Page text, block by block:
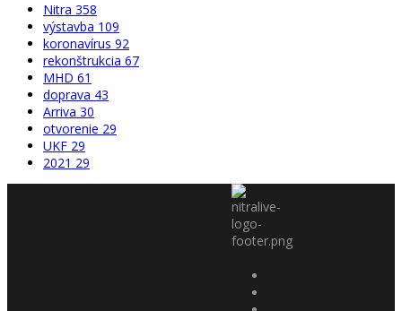
Nitra 358
výstavba 109
koronavírus 92
rekonštrukcia 67
MHD 61
doprava 43
Arriva 30
otvorenie 29
UKF 29
2021 29